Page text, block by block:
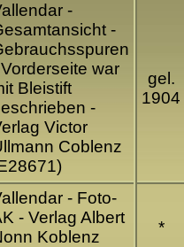
-
-
war
Bleistift
-
Victor
Coblenz
gel.
1904
- Foto-
- Verlag Albert
Koblenz
*